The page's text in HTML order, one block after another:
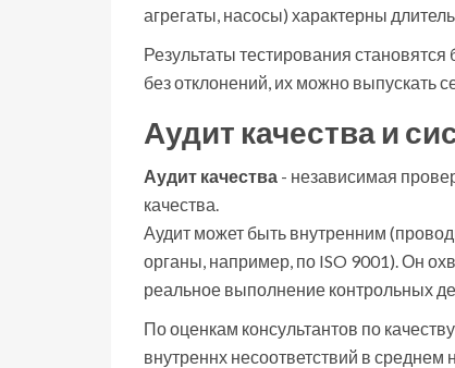
агрегаты, насосы) характерны
Результаты тестирования
без отклонений, их можно выпускать
Аудит качества и
Аудит качества - независимая
качества.
Аудит может быть внутренним
органы, например, по ISO 9001). Он
реальное выполнение контрольных
По оценкам консультантов по
внутреннх несоответствий в среднем